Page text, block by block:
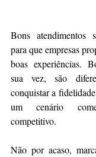
Bons atendimentos
para que empresas
boas experiências.
sua vez, são
conquistar a
um cenário
competitivo.
Não por acaso,